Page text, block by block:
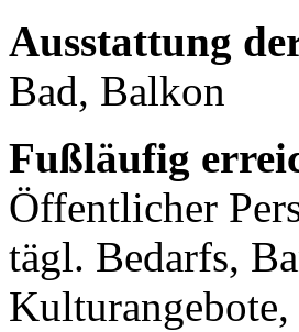
Ausstattung
Bad, Balkon
Fußläufig
Öffentlicher
tägl. Bedarfs,